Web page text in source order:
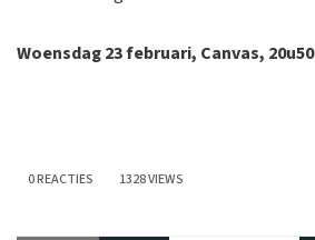
Woensdag 23 februari, Canvas, 20u50
0 REACTIES 1328 VIEWS